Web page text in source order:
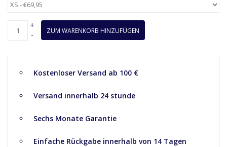
+
-
ZUM WARENKORB HINZUFÜGEN
Kostenloser Versand ab 100 €
Versand innerhalb 24 stunde
Sechs Monate Garantie
Einfache Rückgabe innerhalb von 14 Tagen